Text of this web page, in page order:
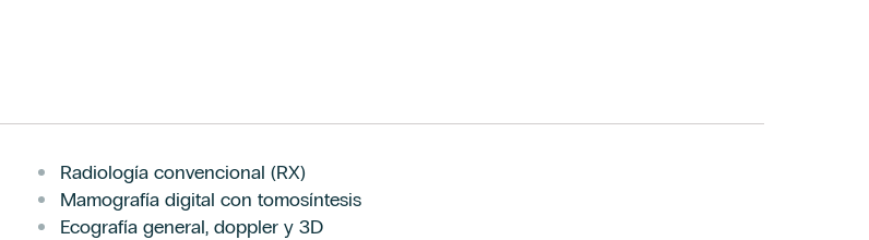
Radiología convencional (RX)
Mamografía digital con tomosíntesis
Ecografía general, doppler y 3D